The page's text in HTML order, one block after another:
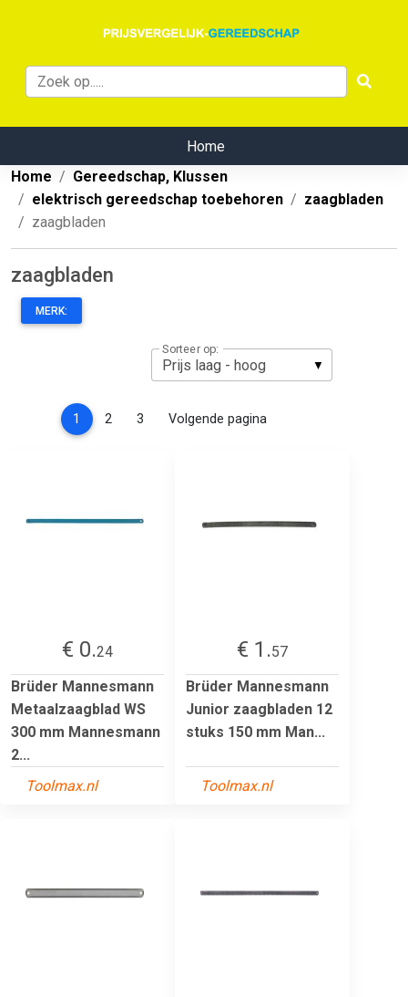
Home
Home
Gereedschap, Klussen
elektrisch gereedschap toebehoren
zaagbladen
zaagbladen
zaagbladen
MERK:
Sorteer op:
1 (current)
2 3 Volgende pagina
€ 0.24
Brüder Mannesmann
Metaalzaagblad WS
300 mm Mannesmann
2...
Toolmax.nl
€ 1.57
Brüder Mannesmann
Junior zaagbladen 12
stuks 150 mm Man...
Toolmax.nl